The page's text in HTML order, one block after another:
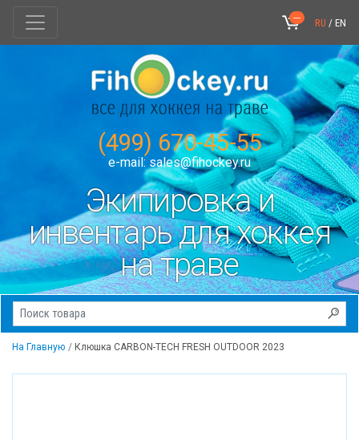
--- RU / EN
(499) 670-45-55
e-mail: sales@fihockey.ru
Экипировка и
инвентарь для хоккея
на траве
На Главную Клюшка CARBON-TECH FRESH OUTDOOR 2023